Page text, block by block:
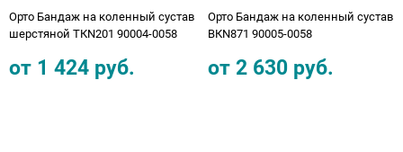
Орто Бандаж на коленный сустав
шерстяной TКN201 90004-0058
от 1 424 руб.
Орто Бандаж на коленный сустав
ВКN871 90005-0058
от 2 630 руб.